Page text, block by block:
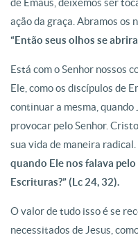
de Emaús, deixemos ser
ação da graça. Abramos os
“Então seus olhos se
Está com o Senhor nossos
Ele, como os discípulos de
continuar a mesma, quando
provocar pelo Senhor.
sua vida de maneira radical.
quando Ele nos falava
Escrituras?” (Lc 24, 32).
O valor de tudo isso é se
necessitados de Jesus,